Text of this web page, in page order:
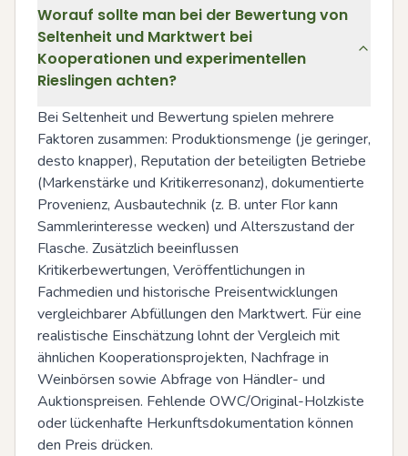
Worauf sollte man bei der Bewertung von
Seltenheit und Marktwert bei
Kooperationen und experimentellen
Rieslingen achten?
Bei Seltenheit und Bewertung spielen mehrere
Faktoren zusammen: Produktionsmenge (je geringer,
desto knapper), Reputation der beteiligten Betriebe
(Markenstärke und Kritikerresonanz), dokumentierte
Provenienz, Ausbautechnik (z. B. unter Flor kann
Sammlerinteresse wecken) und Alterszustand der
Flasche. Zusätzlich beeinflussen
Kritikerbewertungen, Veröffentlichungen in
Fachmedien und historische Preisentwicklungen
vergleichbarer Abfüllungen den Marktwert. Für eine
realistische Einschätzung lohnt der Vergleich mit
ähnlichen Kooperationsprojekten, Nachfrage in
Weinbörsen sowie Abfrage von Händler- und
Auktionspreisen. Fehlende OWC/Original-Holzkiste
oder lückenhafte Herkunftsdokumentation können
den Preis drücken.